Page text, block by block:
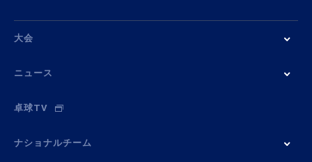
大会
ニュース
卓球TV
ナショナルチーム